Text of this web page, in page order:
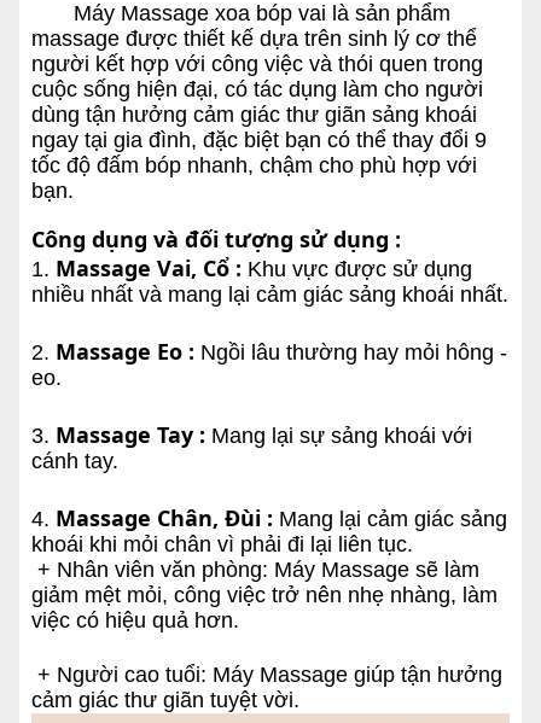
Máy Massage xoa bóp vai là sản phẩm
massage được thiết kế dựa trên sinh lý cơ thể
người kết hợp với công việc và thói quen trong
cuộc sống hiện đại, có tác dụng làm cho người
dùng tận hưởng cảm giác thư giãn sảng khoái
ngay tại gia đình, đặc biệt bạn có thể thay đổi 9
tốc độ đấm bóp nhanh, chậm cho phù hợp với
bạn.
Công dụng và đối tượng sử dụng :
1. Massage Vai, Cổ : Khu vực được sử dụng
nhiều nhất và mang lại cảm giác sảng khoái nhất.
2. Massage Eo : Ngồi lâu thường hay mỏi hông -
eo.
3. Massage Tay : Mang lại sự sảng khoái với
cánh tay.
4. Massage Chân, Đùi : Mang lại cảm giác sảng
khoái khi mỏi chân vì phải đi lại liên tục.
+ Nhân viên văn phòng: Máy Massage sẽ làm
giảm mệt mỏi, công việc trở nên nhẹ nhàng, làm
việc có hiệu quả hơn.
+ Người cao tuổi: Máy Massage giúp tận hưởng
cảm giác thư giãn tuyệt vời.